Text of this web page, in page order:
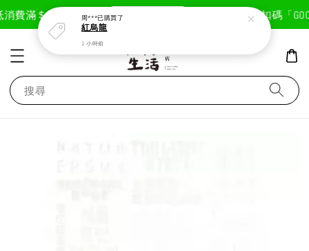
費滿＄1800免運費 現在去購物！ 首次註冊輸入折扣碼「
搜尋
周***已購買了
紅烏龍
1 小時前